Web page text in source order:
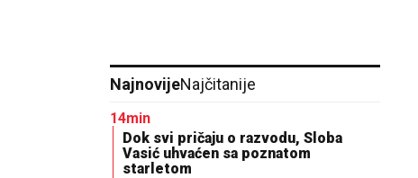
NajnovijeNajčitanije
14min
Dok svi pričaju o razvodu, Sloba
Vasić uhvaćen sa poznatom
starletom